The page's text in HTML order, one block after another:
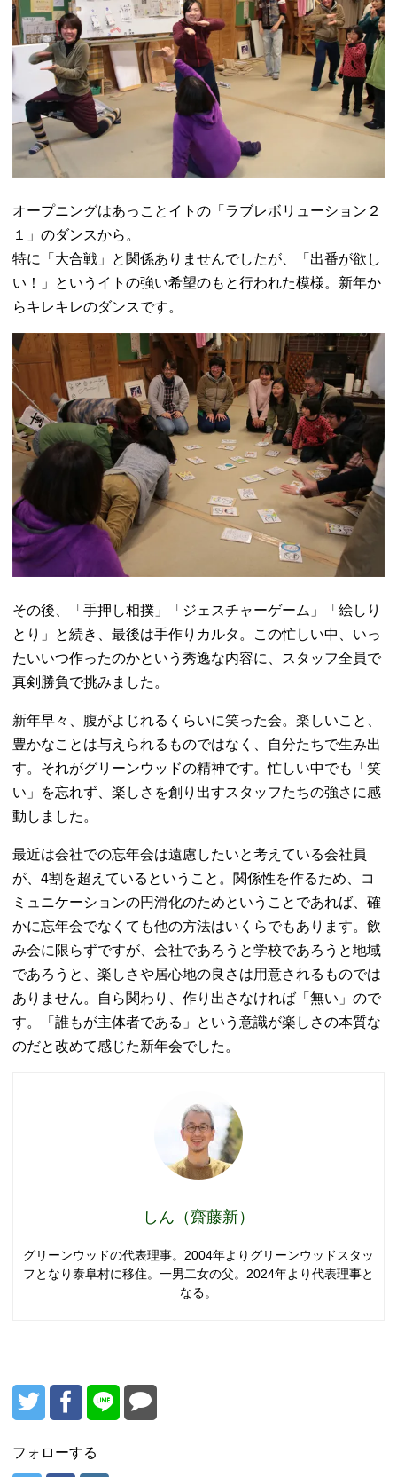
オープニングはあっことイトの「ラブレボリューション２
１」のダンスから。
特に「大合戦」と関係ありませんでしたが、「出番が欲し
い！」というイトの強い希望のもと行われた模様。新年か
らキレキレのダンスです。
その後、「手押し相撲」「ジェスチャーゲーム」「絵しり
とり」と続き、最後は手作りカルタ。この忙しい中、いっ
たいいつ作ったのかという秀逸な内容に、スタッフ全員で
真剣勝負で挑みました。
新年早々、腹がよじれるくらいに笑った会。楽しいこと、
豊かなことは与えられるものではなく、自分たちで生み出
す。それがグリーンウッドの精神です。忙しい中でも「笑
い」を忘れず、楽しさを創り出すスタッフたちの強さに感
動しました。
最近は会社での忘年会は遠慮したいと考えている会社員
が、4割を超えているということ。関係性を作るため、コ
ミュニケーションの円滑化のためということであれば、確
かに忘年会でなくても他の方法はいくらでもあります。飲
み会に限らずですが、会社であろうと学校であろうと地域
であろうと、楽しさや居心地の良さは用意されるものでは
ありません。自ら関わり、作り出さなければ「無い」ので
す。「誰もが主体者である」という意識が楽しさの本質な
のだと改めて感じた新年会でした。
しん（齋藤新）
グリーンウッドの代表理事。2004年よりグリーンウッドスタッ
フとなり泰阜村に移住。一男二女の父。2024年より代表理事と
なる。
フォローする